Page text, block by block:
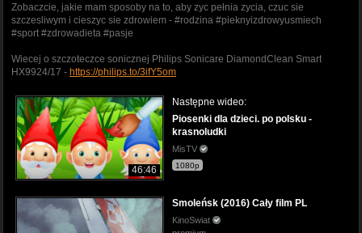
Zobaczcie, jakie mam sposoby na to, aby zyc pełnia zycia, czuc sie
szczesliwym i cieszyc sie zdrowiem - #rodzina #pieknyizdrowyusmiech
#sport #zdrowadieta #pasje
Wiecej o szczoteczce sonicznej Philips Sonicare DiamondClean Smart
HX9924/17 - https://philips.to/3ifY5om
46:46
Następne wideo:
Piosenki dla dzieci. po polsku -
krasnoludki
MisTV
1080p
Smoleńsk (2016) Cały film PL
KinoSwiat